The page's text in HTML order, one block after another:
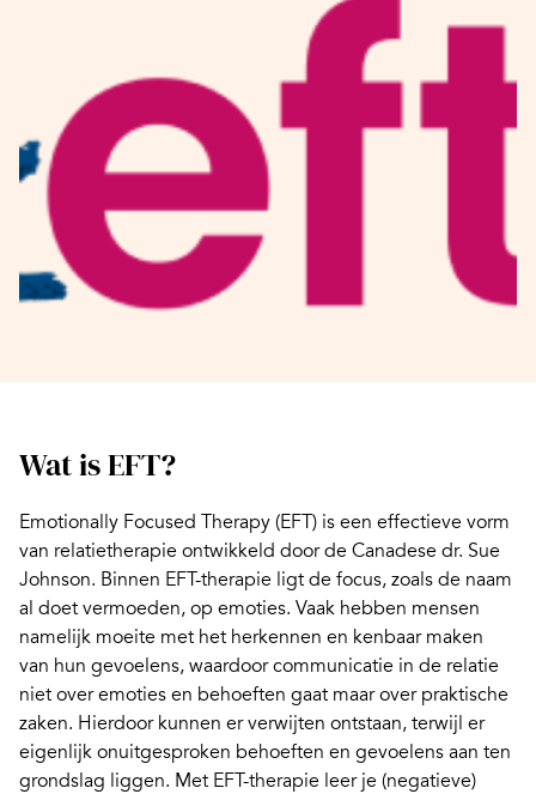
Wat is EFT?
Emotionally Focused Therapy (EFT) is een effectieve vorm
van relatietherapie ontwikkeld door de Canadese dr. Sue
Johnson. Binnen EFT-therapie ligt de focus, zoals de naam
al doet vermoeden, op emoties. Vaak hebben mensen
namelijk moeite met het herkennen en kenbaar maken
van hun gevoelens, waardoor communicatie in de relatie
niet over emoties en behoeften gaat maar over praktische
zaken. Hierdoor kunnen er verwijten ontstaan, terwijl er
eigenlijk onuitgesproken behoeften en gevoelens aan ten
grondslag liggen. Met EFT-therapie leer je (negatieve)